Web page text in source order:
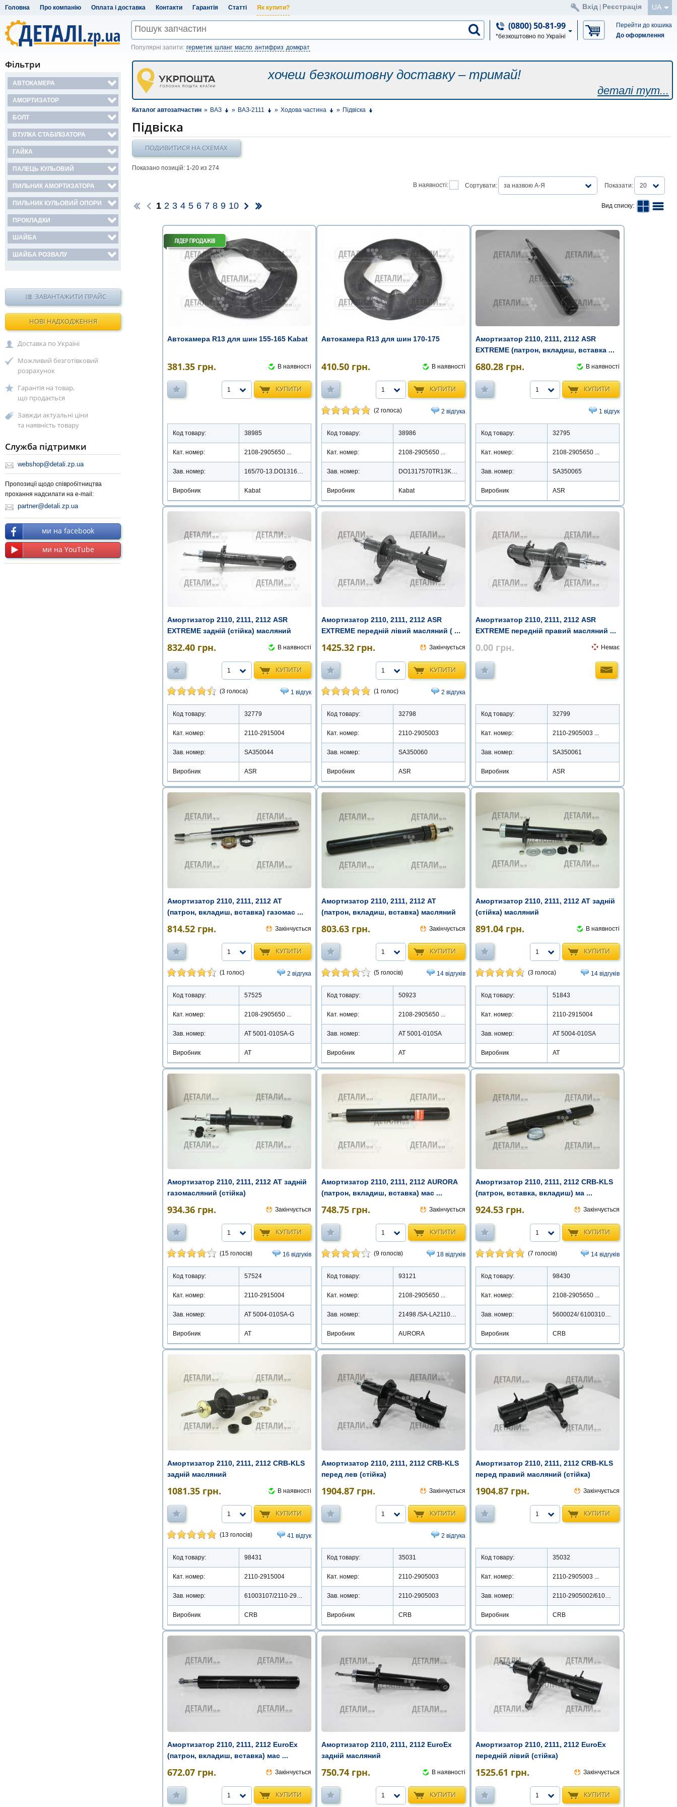
Головна Про компанію Оплата і доставка Контакти Гарантія Статті Як купити? UA
Вхід Реєстрація
(0800) 50-81-99
*безкоштовно по Україні
Перейти до кошика
До оформлення
Популярні запити: герметик шланг масло антифриз домкрат
хочеш безкоштовну доставку – тримай!
деталі тут...
Каталог автозапчастин » ВАЗ » ВАЗ-2111 » Ходова частина » Підвіска
Підвіска
ПОДИВИТИСЯ НА СХЕМАХ
Показано позицій: 1-20 из 274
В наявності: Сортувати: за назвою А-Я Показати: 20
1 2 3 4 5 6 7 8 9 10 Вид списку:
Автокамера R13 для шин 155-165 Kabat
381.35 грн. В наявності
КУПИТИ
1
Код товару: 38985
Кат. номер: 2108-2905650 ...
Зав. номер:
Виробник Kabat
Автокамера R13 для шин 170-175
410.50 грн. В наявності
КУПИТИ
1
(2 голоса) 2 відгука
Код товару: 38986
Кат. номер: 2108-2905650 ...
Зав. номер:
Виробник Kabat
Амортизатор 2110, 2111, 2112 ASR
EXTREME (патрон, вкладиш, вставка ...
680.28 грн. В наявності
КУПИТИ
1
1 відгук
Код товару: 32795
Кат. номер: 2108-2905650 ...
Зав. номер: SA350065
Виробник ASR
Амортизатор 2110, 2111, 2112 ASR
EXTREME задній (стійка) масляний
832.40 грн. В наявності
КУПИТИ
1
(3 голоса) 1 відгук
Код товару: 32779
Кат. номер: 2110-2915004
Зав. номер: SA350044
Виробник ASR
Амортизатор 2110, 2111, 2112 ASR
EXTREME передній лівий масляний ( ...
1425.32 грн. Закінчується
КУПИТИ
1
(1 голос) 2 відгука
Код товару: 32798
Кат. номер: 2110-2905003
Зав. номер: SA350060
Виробник ASR
Амортизатор 2110, 2111, 2112 ASR
EXTREME передній правий масляний ...
0.00 грн. Немає
Код товару: 32799
Кат. номер: 2110-2905003 ...
Зав. номер: SA350061
Виробник ASR
Амортизатор 2110, 2111, 2112 AT
(патрон, вкладиш, вставка) газомас ...
814.52 грн. Закінчується
КУПИТИ
1
(1 голос) 2 відгука
Код товару: 57525
Кат. номер: 2108-2905650 ...
Зав. номер: AT 5001-010SA-G
Виробник АТ
Амортизатор 2110, 2111, 2112 AT
(патрон, вкладиш, вставка) масляний
803.63 грн. Закінчується
КУПИТИ
1
(5 голосів) 14 відгуків
Код товару: 50923
Кат. номер: 2108-2905650 ...
Зав. номер: AT 5001-010SA
Виробник АТ
Амортизатор 2110, 2111, 2112 AT задній
(стійка) масляний
891.04 грн. В наявності
КУПИТИ
1
(3 голоса) 14 відгуків
Код товару: 51843
Кат. номер: 2110-2915004
Зав. номер: AT 5004-010SA
Виробник АТ
Амортизатор 2110, 2111, 2112 AT задній
газомасляний (стійка)
934.36 грн. Закінчується
КУПИТИ
1
(15 голосів) 16 відгуків
Код товару: 57524
Кат. номер: 2110-2915004
Зав. номер: AT 5004-010SA-G
Виробник АТ
Амортизатор 2110, 2111, 2112 AURORA
(патрон, вкладиш, вставка) мас ...
748.75 грн. Закінчується
КУПИТИ
1
(9 голосів) 18 відгуків
Код товару: 93121
Кат. номер: 2108-2905650 ...
Зав. номер: 21498 /SA-LA2110OFC
Виробник AURORA
Амортизатор 2110, 2111, 2112 CRB-KLS
(патрон, вставка, вкладиш) ма ...
924.53 грн. Закінчується
КУПИТИ
1
(7 голосів) 14 відгуків
Код товару: 98430
Кат. номер: 2108-2905650 ...
Зав. номер: 5600024/ 61003105/2110-2905002
Виробник CRB
Амортизатор 2110, 2111, 2112 CRB-KLS
задній масляний
1081.35 грн. В наявності
КУПИТИ
1
(13 голосів) 41 відгук
Код товару: 98431
Кат. номер: 2110-2915004
Зав. номер: 61003107/2110-2915004
Виробник CRB
Амортизатор 2110, 2111, 2112 CRB-KLS
перед лев (стійка)
1904.87 грн. Закінчується
КУПИТИ
1
2 відгука
Код товару: 35031
Кат. номер: 2110-2905003
Зав. номер: 2110-2905003
Виробник CRB
Амортизатор 2110, 2111, 2112 CRB-KLS
перед правий масляний (стійка)
1904.87 грн. Закінчується
КУПИТИ
1
Код товару: 35032
Кат. номер: 2110-2905003 ...
Зав. номер: 2110-2905002/61023506
Виробник CRB
Амортизатор 2110, 2111, 2112 EuroEx
(патрон, вкладиш, вставка) мас ...
672.07 грн. Закінчується
КУПИТИ
1
Амортизатор 2110, 2111, 2112 EuroEx
задній масляний
750.74 грн. В наявності
КУПИТИ
1
Амортизатор 2110, 2111, 2112 EuroEx
передній лівий (стійка)
1525.61 грн. Закінчується
КУПИТИ
1
Фільтри
АВТОКАМЕРА
АМОРТИЗАТОР
БОЛТ
ВТУЛКА СТАБІЛІЗАТОРА
ГАЙКА
ПАЛЕЦЬ КУЛЬОВИЙ
ПИЛЬНИК АМОРТИЗАТОРА
ПИЛЬНИК КУЛЬОВИЙ ОПОРИ
ПРОКЛАДКИ
ШАЙБА
ШАЙБА РОЗВАЛУ
ЗАВАНТАЖИТИ ПРАЙС
НОВІ НАДХОДЖЕННЯ
Доставка по Україні
Можливий безготівковий
розрахунок
Гарантія на товар,
що продається
Завжди актуальні ціни
та наявність товару
Служба підтримки
webshop@detali.zp.ua
Пропозиції щодо співробітництва
прохання надсилати на e-mail:
partner@detali.zp.ua
ми на facebook
ми на YouTube